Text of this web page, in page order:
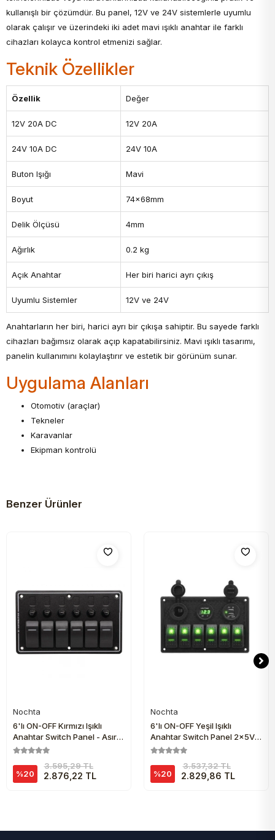
kullanışlı bir çözümdür. Bu panel, 12V ve 24V sistemlerle uyumlu
olarak çalışır ve üzerindeki iki adet mavi ışıklı anahtar ile farklı
cihazları kolayca kontrol etmenizi sağlar.
Teknik Özellikler
Özellik Değer
12V 20A DC 12V 20A
24V 10A DC 24V 10A
Buton Işığı Mavi
Boyut 74x68mm
Delik Ölçüsü 4mm
Ağırlık 0.2 kg
Açık Anahtar Her biri harici ayrı çıkış
Uyumlu Sistemler 12V ve 24V
Anahtarların her biri, harici ayrı bir çıkışa sahiptir. Bu sayede farklı
cihazları bağımsız olarak açıp kapatabilirsiniz. Mavi ışıklı tasarımı,
panelin kullanımını kolaylaştırır ve estetik bir görünüm sunar.
Uygulama Alanları
Otomotiv (araçlar)
Tekneler
Karavanlar
Ekipman kontrolü
Benzer Ürünler
Nochta
6'lı ON-OFF Kırmızı Işıklı
Anahtar Switch Panel - Aşırı
Akım Korumalı
%20
3.595,29 TL
2.876,22 TL
Nochta
6'lı ON-OFF Yeşil Işıklı
Anahtar Switch Panel 2x5V
USB Çakmaklık ve Voltaj
%20
3.537,32 TL
2.829,86 TL